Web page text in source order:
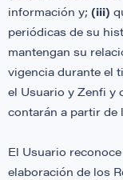
información y; (iii)
periódicas de su
mantengan su
vigencia durante el
el Usuario y Zenfi y
contarán a partir de
El Usuario
elaboración de los